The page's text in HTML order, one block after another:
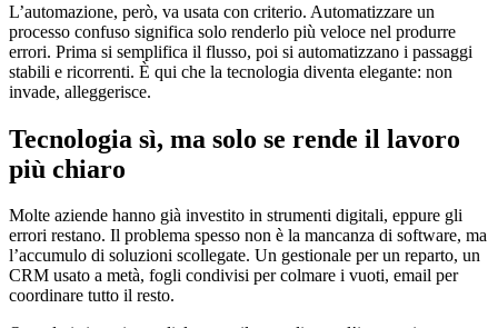
L’automazione, però, va usata con criterio. Automatizzare un
processo confuso significa solo renderlo più veloce nel produrre
errori. Prima si semplifica il flusso, poi si automatizzano i passaggi
stabili e ricorrenti. È qui che la tecnologia diventa elegante: non
invade, alleggerisce.
Tecnologia sì, ma solo se rende il lavoro
più chiaro
Molte aziende hanno già investito in strumenti digitali, eppure gli
errori restano. Il problema spesso non è la mancanza di software, ma
l’accumulo di soluzioni scollegate. Un gestionale per un reparto, un
CRM usato a metà, fogli condivisi per colmare i vuoti, email per
coordinare tutto il resto.